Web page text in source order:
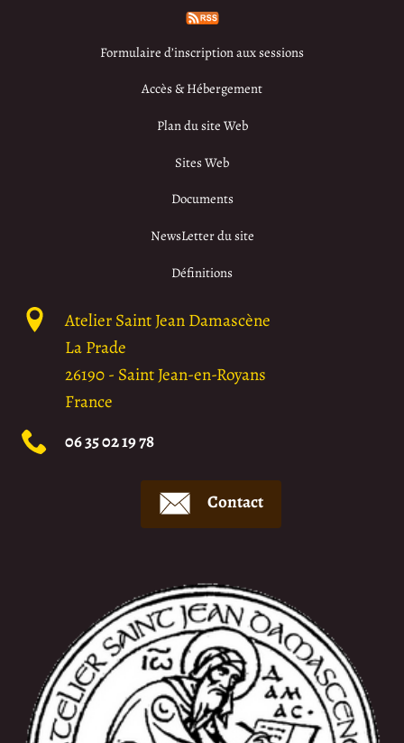
Formulaire d’inscription aux sessions
Accès & Hébergement
Plan du site Web
Sites Web
Documents
NewsLetter du site
Définitions
Atelier Saint Jean Damascène
La Prade
26190- Saint Jean-en-Royans
France
06 35 02 19 78
Contact